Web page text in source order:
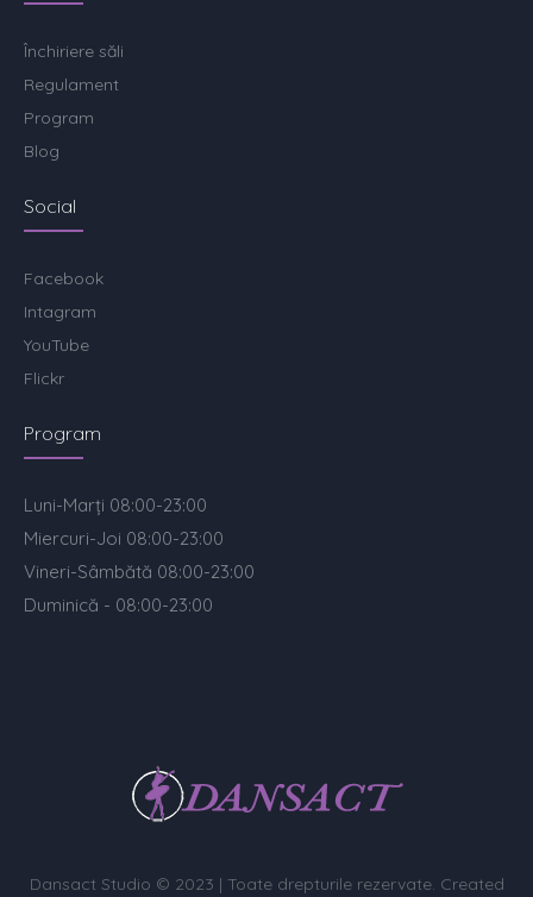
Închiriere săli
Regulament
Program
Blog
Social
Facebook
Intagram
YouTube
Flickr
Program
Luni-Marți 08:00-23:00
Miercuri-Joi 08:00-23:00
Vineri-Sâmbătă 08:00-23:00
Duminică - 08:00-23:00
Dansact Studio © 2023 | Toate drepturile rezervate. Created